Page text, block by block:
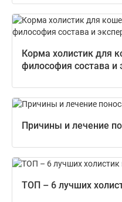
Корма холистик для
философия состава и
Причины и лечение
ТОП – 6 лучших